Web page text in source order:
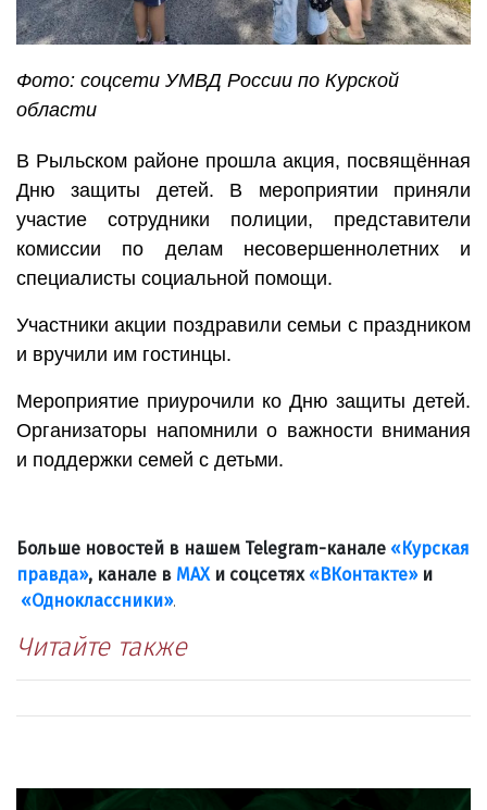
Фото: соцсети УМВД России по Курской
области
В Рыльском районе прошла акция, посвящённая
Дню защиты детей. В мероприятии приняли
участие сотрудники полиции, представители
комиссии по делам несовершеннолетних и
специалисты социальной помощи.
Участники акции поздравили семьи с праздником
и вручили им гостинцы.
Мероприятие приурочили ко Дню защиты детей.
Организаторы напомнили о важности внимания
и поддержки семей с детьми.
Больше новостей в нашем Telegram-канале «Курская
правда», канале в МАХ и соцсетях «ВКонтакте»и
«Одноклассники».
Читайте также